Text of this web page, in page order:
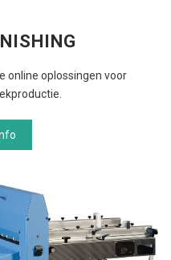
online oplossingen voor